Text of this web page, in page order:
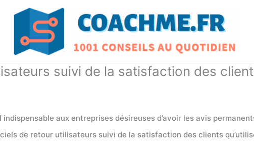
suivi de la satisfaction des
aux entreprises désireuses d’avoir les avis
de retour utilisateurs suivi de la satisfaction des clients